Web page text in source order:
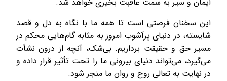
این سخنان فرصتی است تا همه ما با نگاه به دل و قصد
شایسته، در دنیای پرآشوب امروز به مثابه گام‌هایی محکم در
مسیر حق و حقیقت برداریم. بی‌شک، آنچه از درون نشأت
می‌گیرد، می‌تواند دنیای بیرونی ما را تحت تأثیر قرار داده و
در نهایت به تعالی روح و روان ما منجر شود.